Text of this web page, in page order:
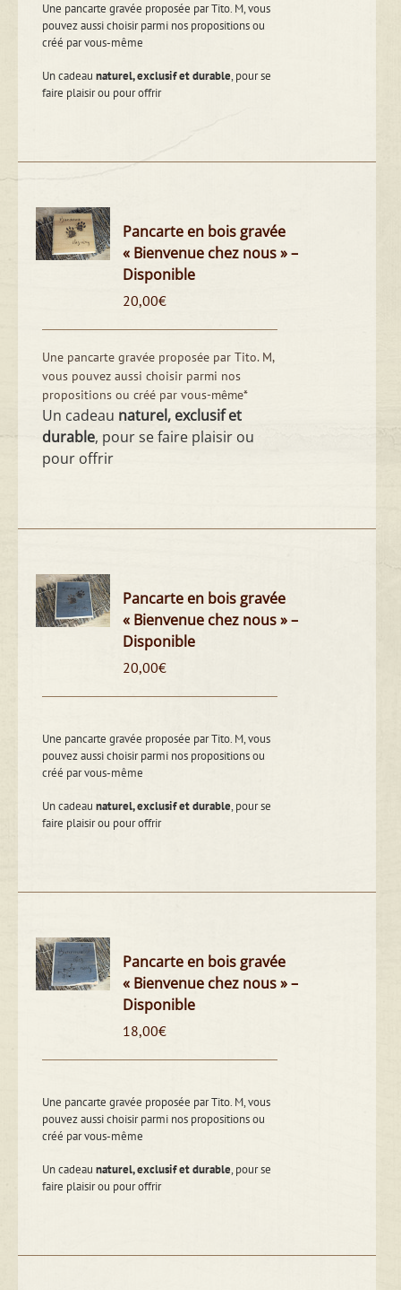
Une pancarte gravée proposée par Tito. M, vous
pouvez aussi choisir parmi nos propositions ou
créé par vous-même
Un cadeaunaturel, exclusif et durable, pour se
faire plaisir ou pour offrir
Pancarte en bois gravée
« Bienvenue chez nous » –
Disponible
20,00€
Une pancarte gravée proposée par Tito. M,
vous pouvez aussi choisir parmi nos
propositions ou créé par vous-même*
Un cadeau naturel, exclusif et
durable, pour se faire plaisir ou
pour offrir
Pancarte en bois gravée
« Bienvenue chez nous » –
Disponible
20,00€
Une pancarte gravée proposée par Tito. M, vous
pouvez aussi choisir parmi nos propositions ou
créé par vous-même
Un cadeaunaturel, exclusif et durable, pour se
faire plaisir ou pour offrir
Pancarte en bois gravée
« Bienvenue chez nous » –
Disponible
18,00€
Une pancarte gravée proposée par Tito. M, vous
pouvez aussi choisir parmi nos propositions ou
créé par vous-même
Un cadeaunaturel, exclusif et durable, pour se
faire plaisir ou pour offrir